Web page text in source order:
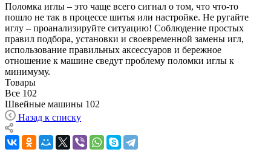
Поломка иглы – это чаще всего сигнал о том, что что-то
пошло не так в процессе шитья или настройке. Не ругайте
иглу – проанализируйте ситуацию! Соблюдение простых
правил подбора, установки и своевременной замены игл,
использование правильных аксессуаров и бережное
отношение к машине сведут проблему поломки иглы к
минимуму.
Товары
Все 102
Швейные машины 102
Назад к списку